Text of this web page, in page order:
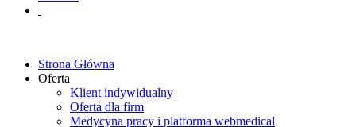
Strona Główna
Oferta
Klient indywidualny
Oferta dla firm
Medycyna pracy i platforma webmedical